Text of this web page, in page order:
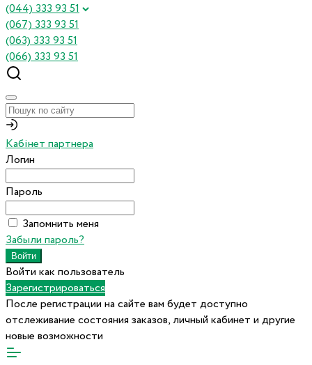
(044) 333 93 51
(067) 333 93 51
(063) 333 93 51
(066) 333 93 51
Кабінет партнера
Логин
Пароль
Запомнить меня
Забыли пароль?
Войти как пользователь
Зарегистрироваться
После регистрации на сайте вам будет доступно
отслеживание состояния заказов, личный кабинет и другие
новые возможности